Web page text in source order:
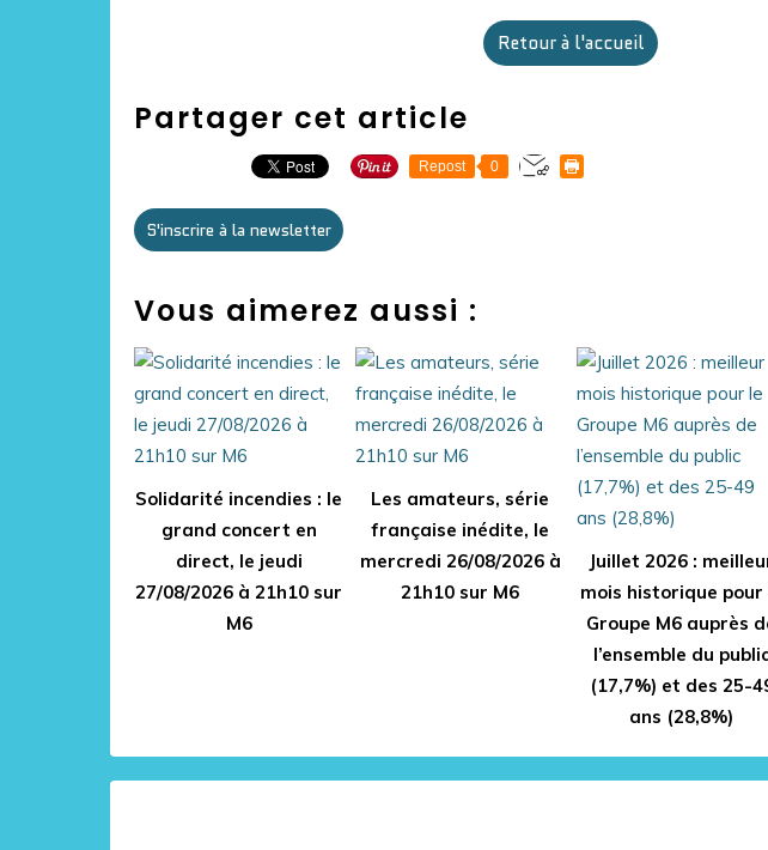
Retour à l'accueil
Partager cet article
Repost 0
S'inscrire à la newsletter
Vous aimerez aussi :
Solidarité incendies : le
grand concert en
direct, le jeudi
27/08/2026 à 21h10 sur
M6
Les amateurs, série
française inédite, le
mercredi 26/08/2026 à
21h10 sur M6
Juillet 2026 :
mois historique pour
Groupe M6 auprès
l’ensemble du
(17,7%) et des 25-
ans (28,8%)